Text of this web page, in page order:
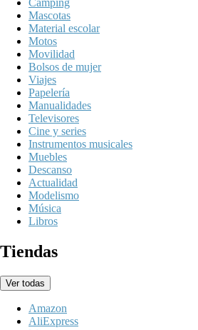
Mascotas
Material escolar
Motos
Movilidad
Bolsos de mujer
Viajes
Papelería
Manualidades
Televisores
Cine y series
Instrumentos musicales
Muebles
Descanso
Actualidad
Modelismo
Música
Libros
Tiendas
Ver todas
Amazon
AliExpress